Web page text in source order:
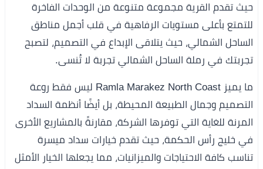
حيث تقدم القرية مجموعة متنوعة من الوحدات الفاخرة
للتمتع بأعلى مستويات الرفاهية في قلب أجمل مناطق
الساحل الشمالي، حيث يتلاقى الإبداع في التصميم، لتصبح
تجربتك في رملة الساحل الشمالي تجربة لا تُنسى.
ما يميز Ramla Marakez North Coast ليس فقط روعة
التصميم وجمال الطبيعة المحيطة، بل أيضًا أنظمة السداد
المرنة للغاية التي توفرها الشركة، مقارنةً بالمشاريع الأخرى
في خليج رأس الحكمة، حيث تقدم خيارات سداد ميسرة
تناسب كافة الاحتياجات والميزانيات، مما يجعلها الخيار الأمثل